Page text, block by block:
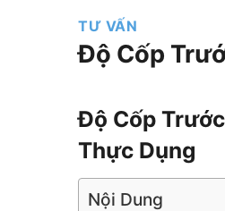
TƯ VẤN
Độ Cốp
Độ Cốp
Thực Dụng
Nội Dung